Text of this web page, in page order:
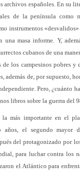
archivos españoles. En su
de la península como
instrumentos
una masa informe. Y,
cubanos de una
los campesinos pobres y
además de, por supuesto,
Pero, ¿cuánto
libros sobre la guerra del
la más importante en el
años, el segundo mayor
del protagonizado por
para luchar contra los
el Atlántico para